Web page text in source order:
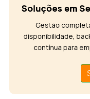
Soluções em
Gestão
disponibilidade,
contínua para